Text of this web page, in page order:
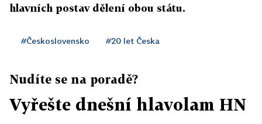
hlavních postav dělení obou státu.
#Československo #20 let Česka
Nudíte se na poradě?
Vyřešte dnešní hlavolam HN